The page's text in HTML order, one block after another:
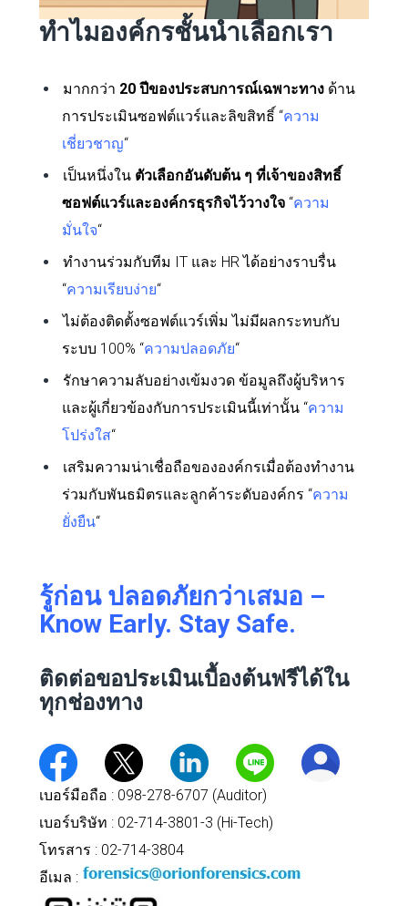
ทำไมองค์กรชั้นนำเลือกเรา
มากกว่า 20 ปีของประสบการณ์เฉพาะทางด้าน
การประเมินซอฟต์แวร์และลิขสิทธิ์ “ความ
เชี่ยวชาญ“
เป็นหนึ่งใน ตัวเลือกอันดับต้น ๆ ที่เจ้าของสิทธิ์
ซอฟต์แวร์และองค์กรธุรกิจไว้วางใจ “ความ
มั่นใจ“
ทำงานร่วมกับทีม IT และ HR ได้อย่างราบรื่น
“ความเรียบง่าย“
ไม่ต้องติดตั้งซอฟต์แวร์เพิ่ม ไม่มีผลกระทบกับ
ระบบ 100% “ความปลอดภัย“
รักษาความลับอย่างเข้มงวด ข้อมูลถึงผู้บริหาร
และผู้เกี่ยวข้องกับการประเมินนี้เท่านั้น “ความ
โปร่งใส“
เสริมความน่าเชื่อถือขององค์กรเมื่อต้องทำงาน
ร่วมกับพันธมิตรและลูกค้าระดับองค์กร “ความ
ยั่งยืน“
รู้ก่อน ปลอดภัยกว่าเสมอ –
Know Early. Stay Safe.
ติดต่อขอประเมินเบื้องต้นฟรีได้ใน
ทุกช่องทาง
เบอร์มือถือ : 098-278-6707 (Auditor)
เบอร์บริษัท : 02-714-3801-3 (Hi-Tech)
โทรสาร : 02-714-3804
อีเมล :